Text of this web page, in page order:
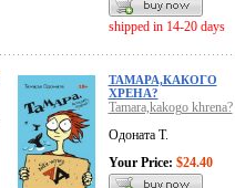
shipped in 14-20 days
ТАМАРА,КАКОГО
ХРЕНА?
Tamara,kakogo khrena?
Одоната Т.
Your Price: $24.40